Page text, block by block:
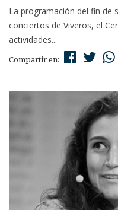
La programación del fin de
conciertos de Viveros, el
actividades...
Compartir en: